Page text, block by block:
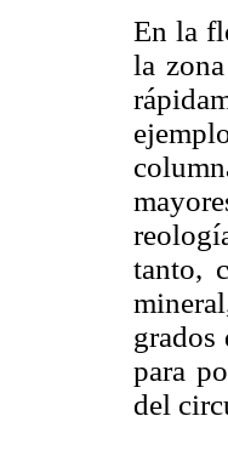
En la
la
tanto,
grados
para
del